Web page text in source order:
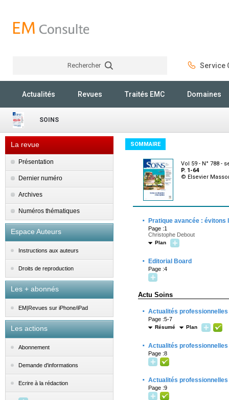
Rechercher Service
Actualités Revues Traités EMC Domaines
SOINS
La revue
Présentation
Dernier numéro
Archives
Numéros thématiques
Espace Auteurs
Instructions aux auteurs
Droits de reproduction
Les + abonnés
EM|Revues sur iPhone/iPad
Les actions
Abonnement
Demande d'informations
Ecrire à la rédaction
SOMMAIRE
Vol 59 - N° 788 -
P. 1-64
© Elsevier
· Pratique avancée : évitons
Page :1
Christophe Debout
Plan
· Editorial Board
Page :4
Actu Soins
· Actualités professionnelles
Page :5-7
Résumé Plan
· Actualités professionnelles
Page :8
· Actualités professionnelles
Page :9